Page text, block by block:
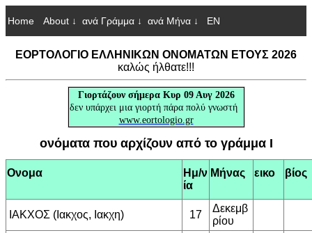
Home About ↓ ανά Γράμμα ↓ ανά Μήνα ↓ EN
ΕΟΡΤΟΛΟΓΙΟ ΕΛΛΗΝΙΚΩΝ ΟΝΟΜΑΤΩΝ ΕΤΟΥΣ 2026
καλώς ήλθατε!!!
Γιορτάζουν σήμερα Κυρ 09 Αυγ 2026
δεν υπάρχει μια γιορτή πάρα πολύ γνωστή
www.eortologio.gr
ονόματα που αρχίζουν από το γράμμα Ι
Ονομα
Ημ/ν
ία
Μήνας εικο βίος
ΙΑΚΧΟΣ (Ιακχος, Ιακχη) 17
Δεκεμβ
ρίου